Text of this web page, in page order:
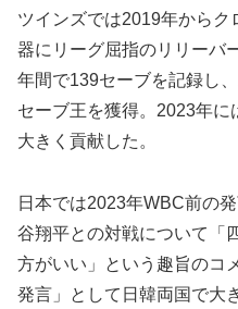
ツインズでは2019年から
器にリーグ屈指のリリーバ
年間で139セーブを記録し
セーブ王を獲得。2023年に
大きく貢献した。
日本では2023年WBC前の
谷翔平との対戦について「
方がいい」という趣旨のコ
発言」として日韓両国で大